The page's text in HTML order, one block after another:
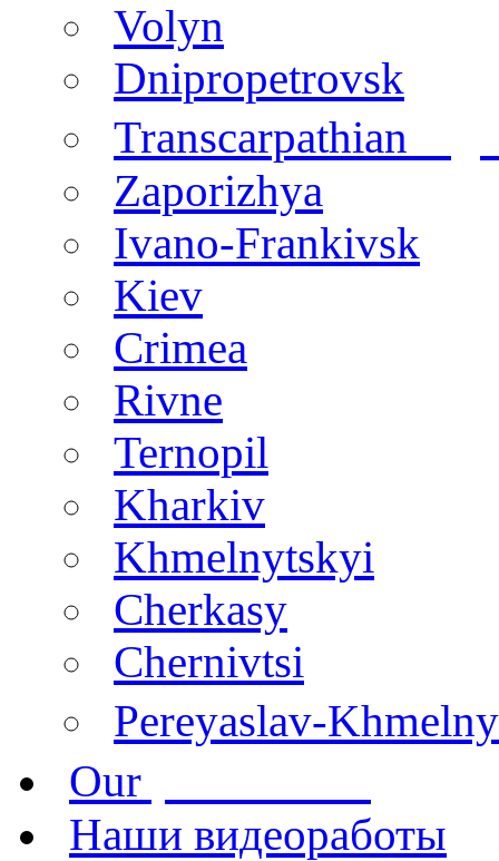
Volyn
Dnipropetrovsk
Transcarpathian
Zaporizhya
Ivano-Frankivsk
Kiev
Crimea
Rivne
Ternopil
Kharkiv
Khmelnytskyi
Cherkasy
Chernivtsi
Pereyaslav-
Our
Наши видеоработы